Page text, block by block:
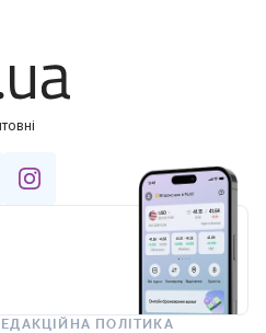
ПОЛІТИКА